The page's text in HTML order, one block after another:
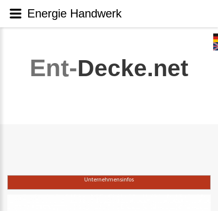
Ent-Decke.net
Unternehmensinfos
Energie Handwerk